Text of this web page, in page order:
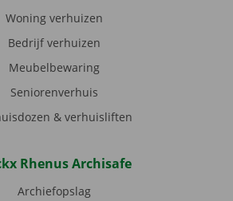
Woning verhuizen
Bedrijf verhuizen
Meubelbewaring
Seniorenverhuis
& verhuisliften
Rhenus Archisafe
Archiefopslag